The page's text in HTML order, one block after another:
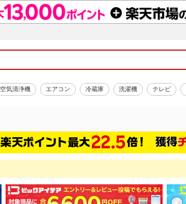
空気清浄機 エアコン 冷蔵庫 洗濯機 テレビ